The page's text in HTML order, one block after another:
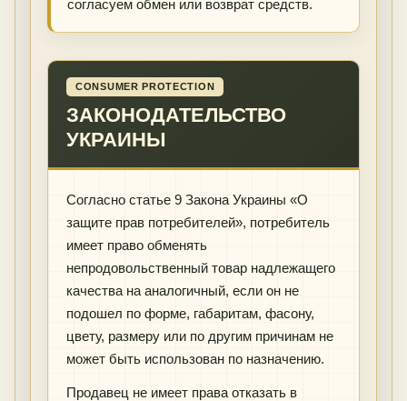
согласуем обмен или возврат средств.
CONSUMER PROTECTION
ЗАКОНОДАТЕЛЬСТВО
УКРАИНЫ
Согласно статье 9 Закона Украины «О
защите прав потребителей», потребитель
имеет право обменять
непродовольственный товар надлежащего
качества на аналогичный, если он не
подошел по форме, габаритам, фасону,
цвету, размеру или по другим причинам не
может быть использован по назначению.
Продавец не имеет права отказать в